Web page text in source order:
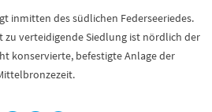
inmitten des südlichen Federseeriedes.
zu verteidigende Siedlung ist nördlich der
konservierte, befestigte Anlage der